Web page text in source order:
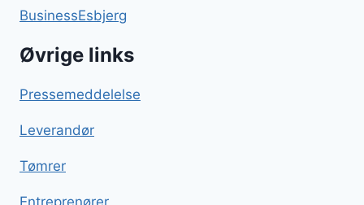
BusinessEsbjerg
Øvrige links
Pressemeddelelse
Leverandør
Tømrer
Entreprenører